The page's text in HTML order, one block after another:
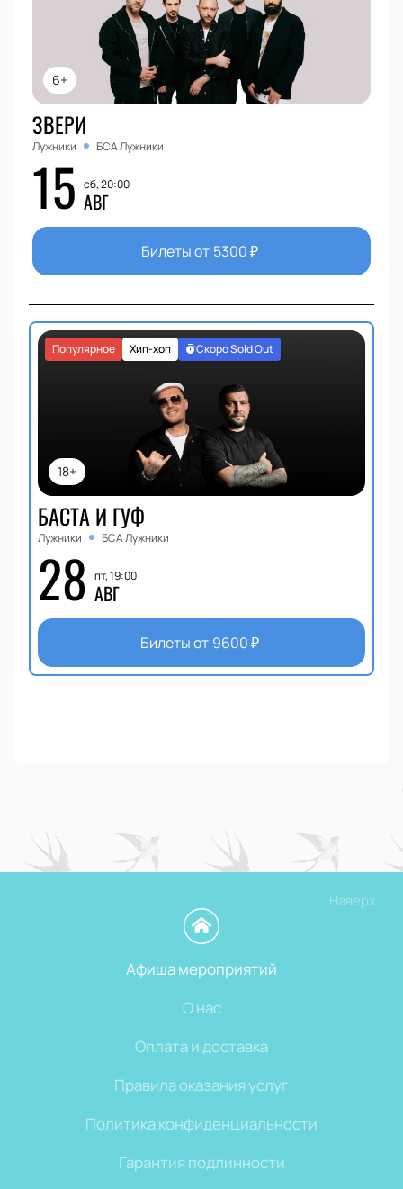
6+
ЗВЕРИ
Лужники БСА Лужники
15 сб, 20:00
АВГ
Билеты от 5300₽
18+
Хип-хоп
Популярное Скоро Sold Out
БАСТА И ГУФ
Лужники БСА Лужники
28 пт, 19:00
АВГ
Билеты от 9600₽
Наверх
Афиша мероприятий
О нас
Оплата и доставка
Правила оказания услуг
Политика конфиденциальности
Гарантия подлинности